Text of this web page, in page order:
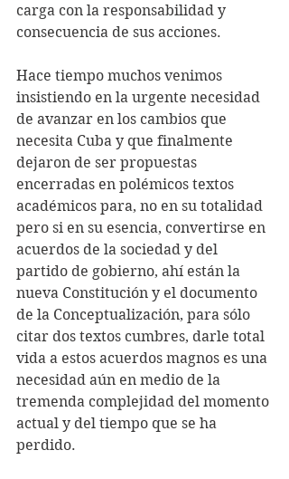
carga con la responsabilidad y
consecuencia de sus acciones.
Hace tiempo muchos venimos
insistiendo en la urgente necesidad
de avanzar en los cambios que
necesita Cuba y que finalmente
dejaron de ser propuestas
encerradas en polémicos textos
académicos para, no en su totalidad
pero si en su esencia, convertirse en
acuerdos de la sociedad y del
partido de gobierno, ahí están la
nueva Constitución y el documento
de la Conceptualización, para sólo
citar dos textos cumbres, darle total
vida a estos acuerdos magnos es una
necesidad aún en medio de la
tremenda complejidad del momento
actual y del tiempo que se ha
perdido.